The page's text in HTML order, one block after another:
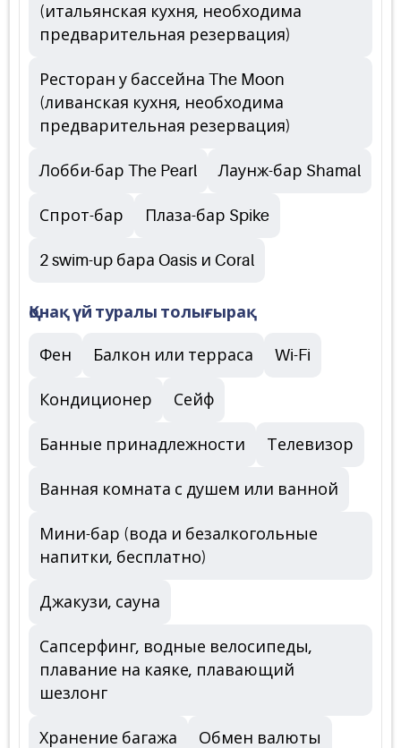
(итальянская кухня, необходима
предварительная резервация)
Ресторан у бассейна The Moon
(ливанская кухня, необходима
предварительная резервация)
Лобби-бар The Pearl Лаунж-бар Shamal
Спрот-бар Плаза-бар Spike
2 swim-up бара Oasis и Coral
Қонақ үй туралы толығырақ
Фен Балкон или терраса Wi-Fi
Кондиционер Сейф
Банные принадлежности Телевизор
Ванная комната с душем или ванной
Мини-бар (вода и безалкогольные
напитки, бесплатно)
Джакузи, сауна
Сапсерфинг, водные велосипеды,
плавание на каяке, плавающий
шезлонг
Хранение багажа Обмен валюты